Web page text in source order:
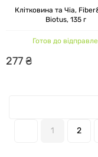
Клітковина та Чіа,
Biotus, 135 г
Готов до
277₴
1 2